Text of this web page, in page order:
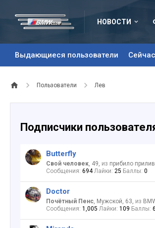
НОВОСТИ
Выдающиеся пользователи
Пользователи Лев
Подписчики
Butterfly
Свой человек, 49, из прибило
Сообщения: 694 Лайки: 25 Баллы: 0
Doctor
Почётный Пенс, Мужской, 63, из
Сообщения: 1,005 Лайки: 109 Баллы: